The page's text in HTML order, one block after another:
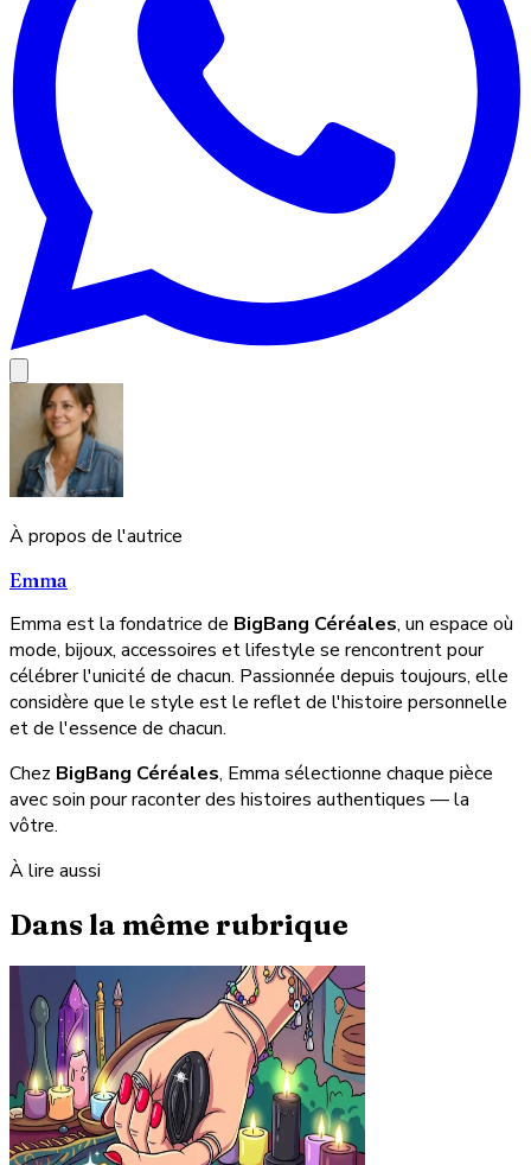
À propos de l'autrice
Emma
Emma est la fondatrice de BigBang Céréales, un espace où
mode, bijoux, accessoires et lifestyle se rencontrent pour
célébrer l'unicité de chacun. Passionnée depuis toujours, elle
considère que le style est le reflet de l'histoire personnelle
et de l'essence de chacun.
Chez BigBang Céréales, Emma sélectionne chaque pièce
avec soin pour raconter des histoires authentiques — la
vôtre.
À lire aussi
Dans la même rubrique